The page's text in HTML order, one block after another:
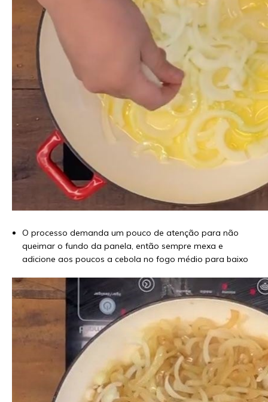
O processo demanda um pouco de atenção para não
queimar o fundo da panela, então sempre mexa e
adicione aos poucos a cebola no fogo médio para baixo